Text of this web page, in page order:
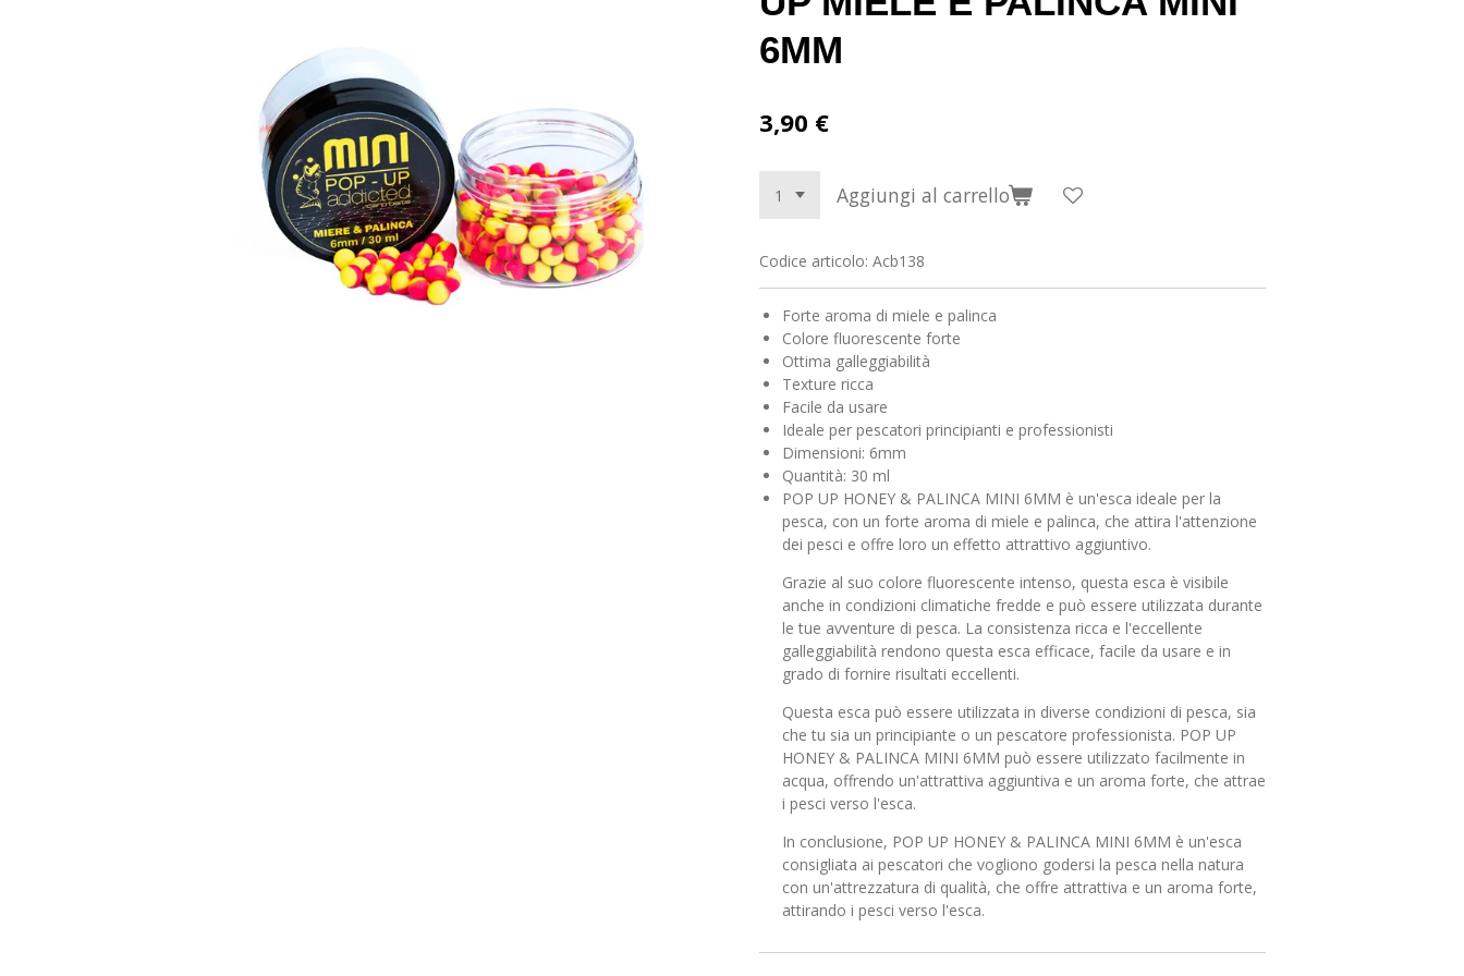
6MM
3,90 €
Aggiungi al carrello
Codice articolo: Acb138
Forte aroma di miele e palinca
Colore fluorescente forte
Ottima galleggiabilità
Texture ricca
Facile da usare
Ideale per pescatori principianti e professionisti
Dimensioni: 6mm
Quantità: 30 ml
POP UP HONEY & PALINCA MINI 6MM è un'esca ideale per la
pesca, con un forte aroma di miele e palinca, che attira l'attenzione
dei pesci e offre loro un effetto attrattivo aggiuntivo.
Grazie al suo colore fluorescente intenso, questa esca è visibile
anche in condizioni climatiche fredde e può essere utilizzata durante
le tue avventure di pesca. La consistenza ricca e l'eccellente
galleggiabilità rendono questa esca efficace, facile da usare e in
grado di fornire risultati eccellenti.
Questa esca può essere utilizzata in diverse condizioni di pesca, sia
che tu sia un principiante o un pescatore professionista. POP UP
HONEY & PALINCA MINI 6MM può essere utilizzato facilmente in
acqua, offrendo un'attrattiva aggiuntiva e un aroma forte, che attrae
i pesci verso l'esca.
In conclusione, POP UP HONEY & PALINCA MINI 6MM è un'esca
consigliata ai pescatori che vogliono godersi la pesca nella natura
con un'attrezzatura di qualità, che offre attrattiva e un aroma forte,
attirando i pesci verso l'esca.